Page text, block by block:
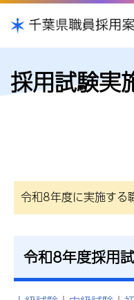
採用試験実
令和8年度に実施する
令和8年度採用